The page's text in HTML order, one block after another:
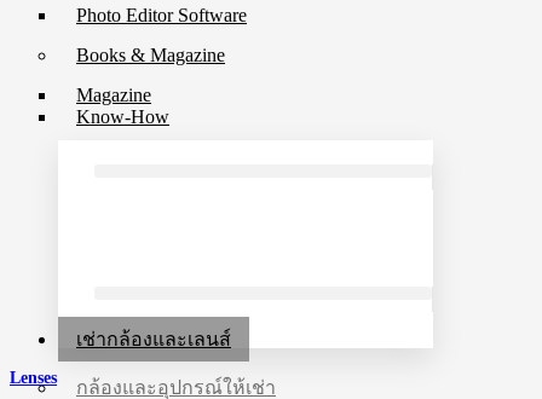
Photo Editor Software
Books & Magazine
Magazine
Know-How
เช่ากล้องและเลนส์
กล้องและอุปกรณ์ให้เช่า
Lenses